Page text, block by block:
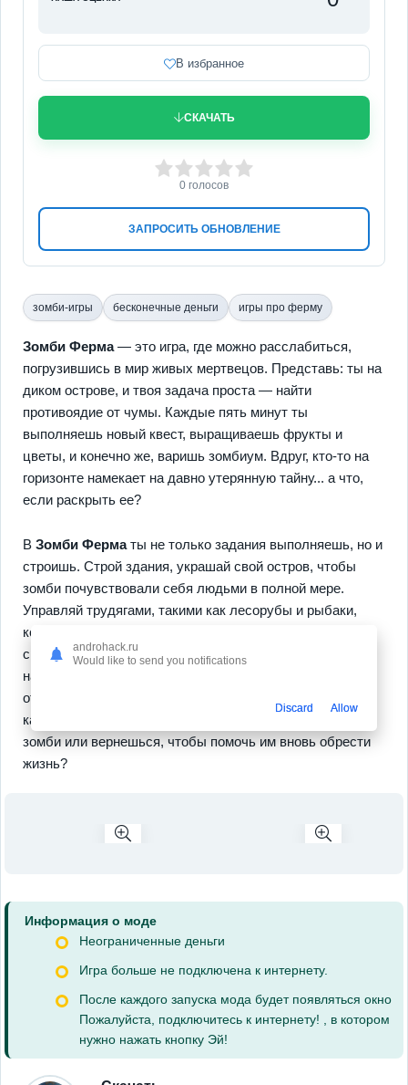
В избранное
СКАЧАТЬ
ЗАПРОСИТЬ ОБНОВЛЕНИЕ
3 4 5
0 голосов
зомби-игры бесконечные деньги игры про ферму
Зомби Ферма— это игра, где можно расслабиться,
погрузившись в мир живых мертвецов. Представь: ты на
диком острове, и твоя задача проста — найти
противоядие от чумы. Каждые пять минут ты
выполняешь новый квест, выращиваешь фрукты и
цветы, и конечно же, варишь зомбиум. Вдруг, кто-то на
горизонте намекает на давно утерянную тайну... а что,
если раскрыть ее?
В Зомби Ферматы не только задания выполняешь, но и
строишь. Строй здания, украшай свой остров, чтобы
зомби почувствовали себя людьми в полной мере.
Управляй трудягами, такими как лесорубы и рыбаки,
которые помогут тебе отыскать лекарство. Игру можно
спокойно играть на ходу — офлайн и онлайн! А как
насчет кросс-платформенной игры? Включайся в
открытие тайн и, возможно, найдешь свою любовь на
каком-нибудь новом острове. Ну что, приезжаешь к
зомби или вернешься, чтобы помочь им вновь обрести
жизнь?
Информация о моде
Неограниченные деньги
Игра больше не подключена к интернету.
После каждого запуска мода будет появляться окно
Пожалуйста, подключитесь к интернету! , в котором
нужно нажать кнопку Эй!
androhack.ru
Would like to send you notifications
Discard Allow